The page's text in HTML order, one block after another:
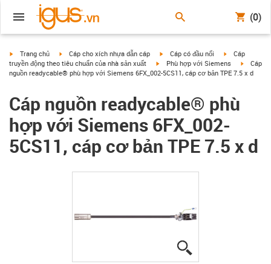
(0)
igus-icon-arrow-right
Trang chủ igus-icon-arrow-right
Cáp cho xích nhựa dẫn cáp igus-icon-arrow-right
Cáp có đầu nối igus-icon-
Cáp
truyền động theo tiêu chuẩn của nhà sản xuất
igus-icon-arrow-right
Phù hợp với Siemens igus-
Cáp
nguồn readycable® phù hợp với Siemens 6FX_002-5CS11, cáp cơ bản TPE 7.5 x d
Cáp nguồn readycable® phù
hợp với Siemens 6FX_002-
5CS11, cáp cơ bản TPE 7.5 x d